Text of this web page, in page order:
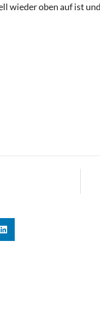
wieder oben auf ist